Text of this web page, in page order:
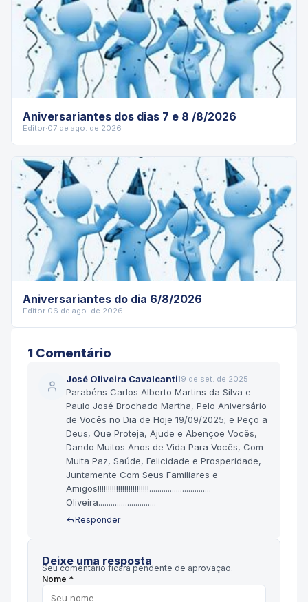
Aniversariantes dos dias 7 e 8 /8/2026
Editor·07 de ago. de 2026
Aniversariantes do dia 6/8/2026
Editor·06 de ago. de 2026
1 Comentário
José Oliveira Cavalcanti19 de set. de 2025
Parabéns Carlos Alberto Martins da Silva e
Paulo José Brochado Martha, Pelo Aniversário
de Vocês no Dia de Hoje 19/09/2025; e Peço a
Deus, Que Proteja, Ajude e Abençoe Vocês,
Dando Muitos Anos de Vida Para Vocês, Com
Muita Paz, Saúde, Felicidade e Prosperidade,
Juntamente Com Seus Familiares e
Amigos!!!!!!!!!!!!!!!!!!!!!!!!!..............................
Oliveira............................
Responder
Deixe uma resposta
Seu comentário ficará pendente de aprovação.
Nome *